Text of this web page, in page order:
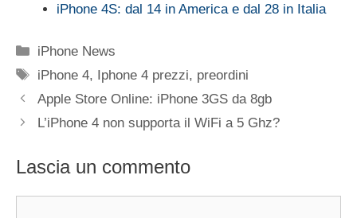
iPhone 4S: dal 14 in America e dal 28 in Italia
Categorie
iPhone News
Tag
iPhone 4, Iphone 4 prezzi, preordini
Apple Store Online: iPhone 3GS da 8gb
L’iPhone 4 non supporta il WiFi a 5 Ghz?
Lascia un commento